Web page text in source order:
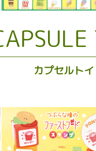
カプセルトイ